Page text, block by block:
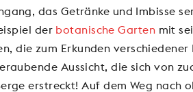
das Getränke und Imbisse
der botanische Garten mit
die zum Erkunden verschiedener
Aussicht, die sich von
erstreckt! Auf dem Weg nach